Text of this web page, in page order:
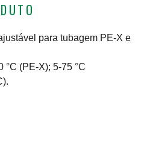
para tubagem PE-X e
°C (PE-X); 5-75 °C